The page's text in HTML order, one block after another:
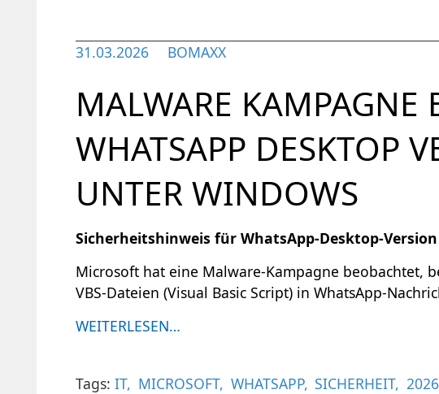
31.03.2026 BOMAXX
MALWARE KAMPAGNE
WHATSAPP DESKTOP
UNTER WINDOWS
Sicherheitshinweis für WhatsApp-Desktop-Version
Microsoft hat eine Malware-Kampagne beobachtet,
VBS-Dateien (Visual Basic Script) in WhatsApp-
WEITERLESEN…
Tags: IT MICROSOFT WHATSAPP SICHERHEIT 2026